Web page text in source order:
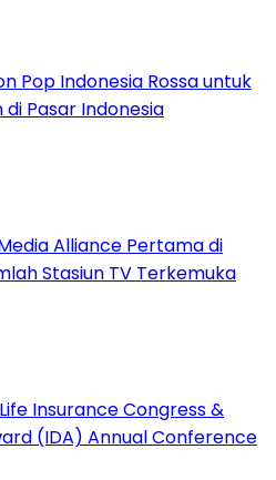
Pop Indonesia Rossa untuk
Pasar Indonesia
Alliance Pertama di
Stasiun TV Terkemuka
Insurance Congress &
(IDA) Annual Conference